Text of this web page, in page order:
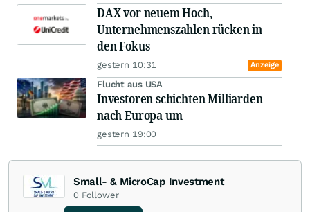
DAX vor neuem Hoch,
Unternehmenszahlen rücken in
den Fokus
gestern 10:31 Anzeige
Flucht aus USA
Investoren schichten Milliarden
nach Europa um
gestern 19:00
Small- & MicroCap Investment
0 Follower